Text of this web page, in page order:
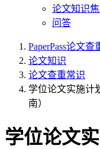
论文知识
问答
PaperPass论文查
论文知识
论文查重常识
学位论文实施计
南）
学位论文